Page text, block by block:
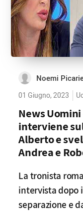
Noemi
01 Giugno, 2023
News
interviene
Alberto e
Andrea e
La tronista
intervista dopo
separazione e